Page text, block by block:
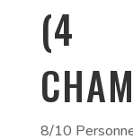
(4
8/10